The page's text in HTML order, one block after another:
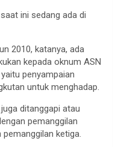
ini sedang ada di
2010, katanya, ada
kepada oknum ASN
penyampaian
untuk menghadap.
ditanggapi atau
pemanggilan
ketiga.